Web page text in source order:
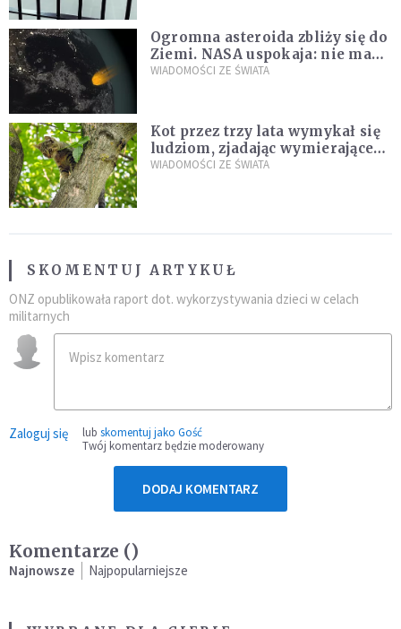
Ogromna asteroida zbliży się do
Ziemi. NASA uspokaja: nie ma
zagrożenia
WIADOMOŚCI ZE ŚWIATA
Kot przez trzy lata wymykał się
ludziom, zjadając wymierające
kaczki. W końcu popełnił
WIADOMOŚCI ZE ŚWIATA
SKOMENTUJ ARTYKUŁ
ONZ opublikowała raport dot. wykorzystywania dzieci w celach
militarnych
Zaloguj się lub skomentuj jako Gość
Twój komentarz będzie moderowany
DODAJ KOMENTARZ
Komentarze ()
Najnowsze Najpopularniejsze